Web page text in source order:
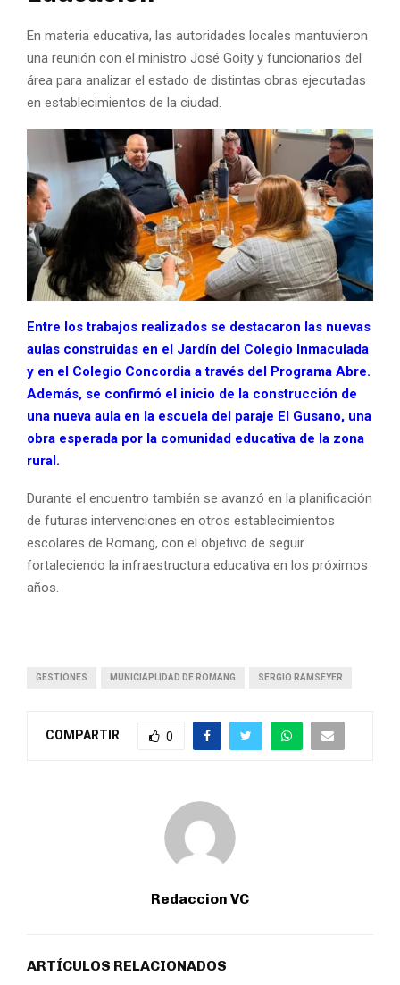
En materia educativa, las autoridades locales mantuvieron
una reunión con el ministro José Goity y funcionarios del
área para analizar el estado de distintas obras ejecutadas
en establecimientos de la ciudad.
Entre los trabajos realizados se destacaron las nuevas
aulas construidas en el Jardín del Colegio Inmaculada
y en el Colegio Concordia a través del Programa Abre.
Además, se confirmó el inicio de la construcción de
una nueva aula en la escuela del paraje El Gusano, una
obra esperada por la comunidad educativa de la zona
rural.
Durante el encuentro también se avanzó en la planificación
de futuras intervenciones en otros establecimientos
escolares de Romang, con el objetivo de seguir
fortaleciendo la infraestructura educativa en los próximos
años.
GESTIONES MUNICIAPLIDAD DE ROMANG SERGIO RAMSEYER
COMPARTIR 0
Redaccion VC
ARTÍCULOS RELACIONADOS